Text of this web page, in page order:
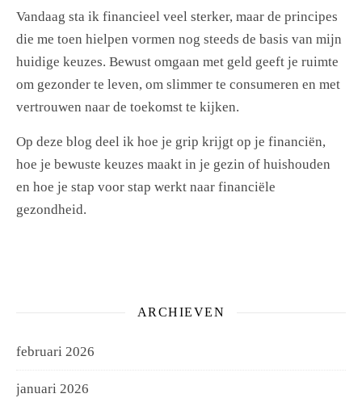
Vandaag sta ik financieel veel sterker, maar de principes
die me toen hielpen vormen nog steeds de basis van mijn
huidige keuzes. Bewust omgaan met geld geeft je ruimte
om gezonder te leven, om slimmer te consumeren en met
vertrouwen naar de toekomst te kijken.
Op deze blog deel ik hoe je grip krijgt op je financiën,
hoe je bewuste keuzes maakt in je gezin of huishouden
en hoe je stap voor stap werkt naar financiële
gezondheid.
ARCHIEVEN
februari 2026
januari 2026